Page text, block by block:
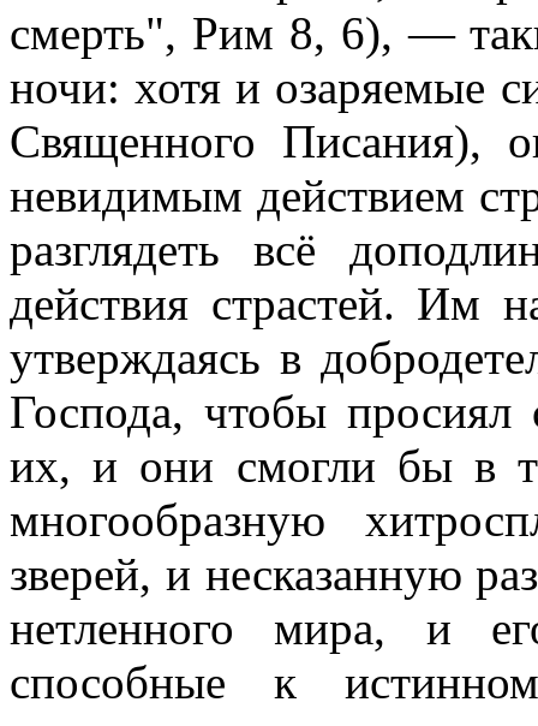
смерть", Рим 8, 6), —
ночи: хотя и озаряемые
Священного Писания),
невидимым действием
разглядеть всё
действия страстей. Им
утверждаясь в
Господа, чтобы просиял
их, и они смогли бы в
многообразную
зверей, и несказанную
нетленного мира, и
способные к